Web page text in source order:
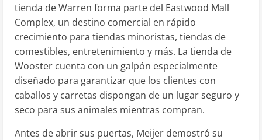
tienda deWarren forma parte del Eastwood Mall
Complex, un destino comercial en rápido
crecimiento para tiendas minoristas, tiendas de
comestibles, entretenimiento y más. La tienda de
Wooster cuenta con un galpón especialmente
diseñado para garantizar que los clientes con
caballos y carretas dispongan de un lugar seguro y
seco para sus animales mientras compran.
Antes de abrir sus puertas, Meijer demostró su